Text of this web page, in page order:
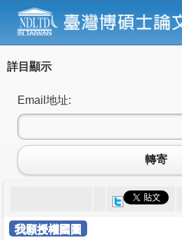
詳目顯示
Email地址:
轉寄
我願授權國圖